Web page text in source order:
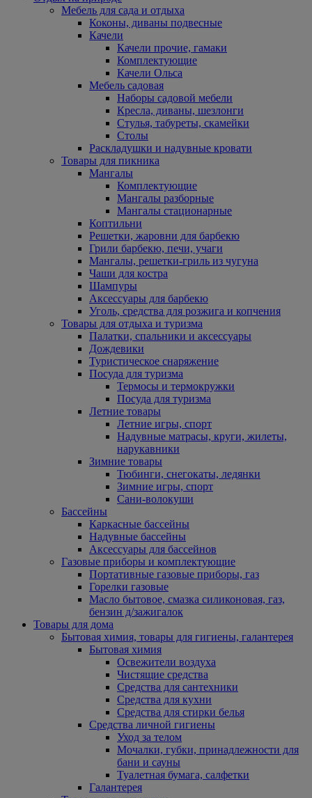
Мебель для сада и отдыха
Коконы, диваны подвесные
Качели
Качели прочие, гамаки
Комплектующие
Качели Ольса
Мебель садовая
Наборы садовой мебели
Кресла, диваны, шезлонги
Стулья, табуреты, скамейки
Столы
Раскладушки и надувные кровати
Товары для пикника
Мангалы
Комплектующие
Мангалы разборные
Мангалы стационарные
Коптильни
Решетки, жаровни для барбекю
Грили барбекю, печи, учаги
Мангалы, решетки-гриль из чугуна
Чаши для костра
Шампуры
Аксессуары для барбекю
Уголь, средства для розжига и копчения
Товары для отдыха и туризма
Палатки, спальники и аксессуары
Дождевики
Туристическое снаряжение
Посуда для туризма
Термосы и термокружки
Посуда для туризма
Летние товары
Летние игры, спорт
Надувные матрасы, круги, жилеты,
нарукавники
Зимние товары
Тюбинги, снегокаты, ледянки
Зимние игры, спорт
Сани-волокуши
Бассейны
Каркасные бассейны
Надувные бассейны
Аксессуары для бассейнов
Газовые приборы и комплектующие
Портативные газовые приборы, газ
Горелки газовые
Масло бытовое, смазка силиконовая, газ,
бензин д/зажигалок
Товары для дома
Бытовая химия, товары для гигиены, галантерея
Бытовая химия
Освежители воздуха
Чистящие средства
Средства для сантехники
Средства для кухни
Средства для стирки белья
Средства личной гигиены
Уход за телом
Мочалки, губки, принадлежности для
бани и сауны
Туалетная бумага, салфетки
Галантерея